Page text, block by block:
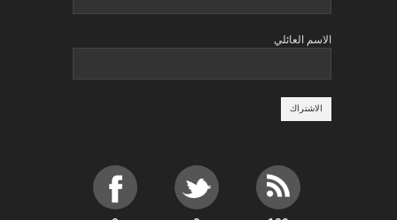
الاسم العائلي